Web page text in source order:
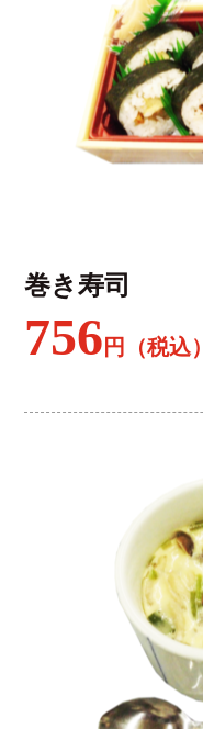
巻き寿司
756 円（税込）